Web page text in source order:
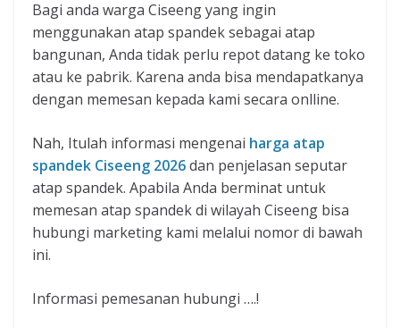
Bagi anda warga Ciseeng yang ingin
menggunakan atap spandek sebagai atap
bangunan, Anda tidak perlu repot datang ke toko
atau ke pabrik. Karena anda bisa mendapatkanya
dengan memesan kepada kami secara onlline.
Nah, Itulah informasi mengenai harga atap
spandek Ciseeng 2026dan penjelasan seputar
atap spandek. Apabila Anda berminat untuk
memesan atap spandek di wilayah Ciseeng bisa
hubungi marketing kami melalui nomor di bawah
ini.
Informasi pemesanan hubungi ….!